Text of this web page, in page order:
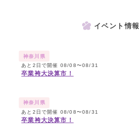
イベント情報
神奈川県
あと2日で開催 08/08〜08/31
卒業袴大決算市！
神奈川県
あと2日で開催 08/08〜08/31
卒業袴大決算市！